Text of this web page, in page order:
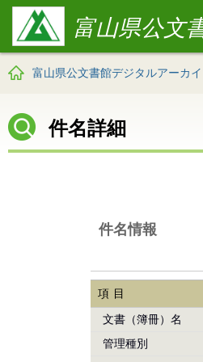
富山県公文
富山県公文書館デジタルアーカ
件名詳細
件名情報
項目
文書（簿冊）名
管理種別